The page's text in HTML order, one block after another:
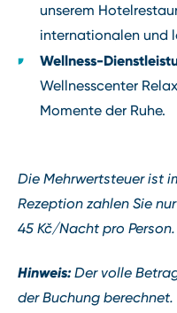
unserem
internationalen und
Wellness-
Wellnesscenter
Momente der Ruhe.
Die Mehrwertsteuer ist
Rezeption zahlen Sie
45 Kč/Nacht pro Person.
Hinweis:Der volle
der Buchung